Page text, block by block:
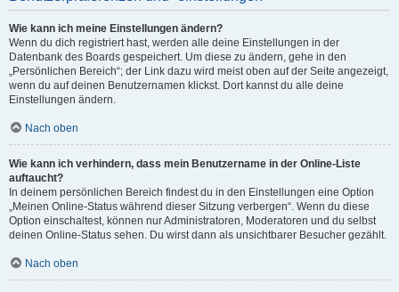
Wie kann ich meine Einstellungen ändern?
Wenn du dich registriert hast, werden alle deine Einstellungen in der
Datenbank des Boards gespeichert. Um diese zu ändern, gehe in den
„Persönlichen Bereich“; der Link dazu wird meist oben auf der Seite angezeigt,
wenn du auf deinen Benutzernamen klickst. Dort kannst du alle deine
Einstellungen ändern.
Nach oben
Wie kann ich verhindern, dass mein Benutzername in der Online-Liste
auftaucht?
In deinem persönlichen Bereich findest du in den Einstellungen eine Option
„Meinen Online-Status während dieser Sitzung verbergen“. Wenn du diese
Option einschaltest, können nur Administratoren, Moderatoren und du selbst
deinen Online-Status sehen. Du wirst dann als unsichtbarer Besucher gezählt.
Nach oben